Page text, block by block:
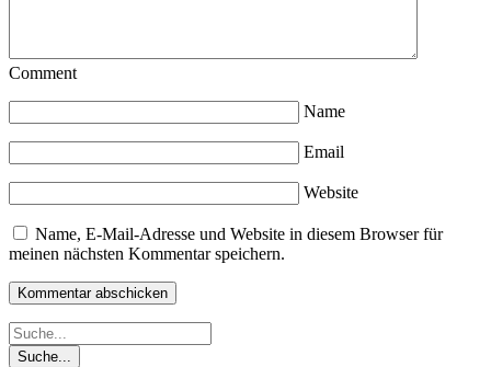
Comment
Name
Email
Website
Name, E-Mail-Adresse und Website in diesem Browser für
meinen nächsten Kommentar speichern.